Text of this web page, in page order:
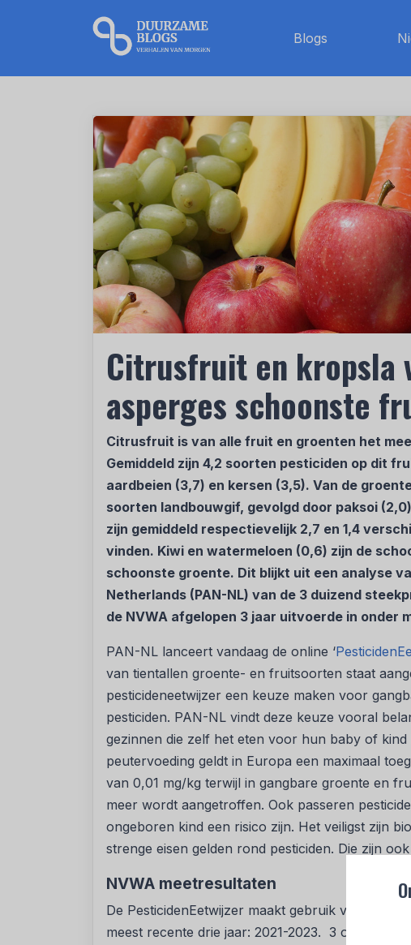
Blogs
Citrusfruit en kropsla
asperges schoonste
Citrusfruit is van alle fruit en groenten het
Gemiddeld zijn 4,2 soorten pesticiden op dit
aardbeien (3,7) en kersen (3,5). Van de
soorten landbouwgif, gevolgd door paksoi
zijn gemiddeld respectievelijk 2,7 en 1,4
vinden. Kiwi en watermeloen (0,6) zijn de
schoonste groente. Dit blijkt uit een analyse
Netherlands (PAN-NL) van de 3 duizend
de NVWA afgelopen 3 jaar uitvoerde in onder
PAN-NL lanceert vandaag de online ‘
van tientallen groente- en fruitsoorten staat
pesticideneetwijzer een keuze maken voor
pesticiden. PAN-NL vindt deze keuze vooral
gezinnen die zelf het eten voor hun baby of
peutervoeding geldt in Europa een maximaal
van 0,01 mg/kg terwijl in gangbare groente en
meer wordt aangetroffen. Ook passeren
ongeboren kind een risico zijn. Het veiligst zijn
strenge eisen gelden rond pesticiden. Die zijn
NVWA meetresultaten
De PesticidenEetwijzer maakt gebruik van de
meest recente drie jaar: 2021-2023. 3 op de 4